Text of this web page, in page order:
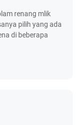
renang mlik
pilih yang ada
di beberapa